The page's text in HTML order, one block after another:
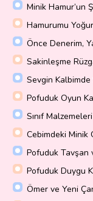
Minik Hamur’un
Hamurumu
Önce Denerim,
Sakinleşme
Sevgin
Pofuduk Oyun
Sınıf
Cebimdeki Minik
Pofuduk Tavşan
Pofuduk Duygu
Ömer ve Yeni